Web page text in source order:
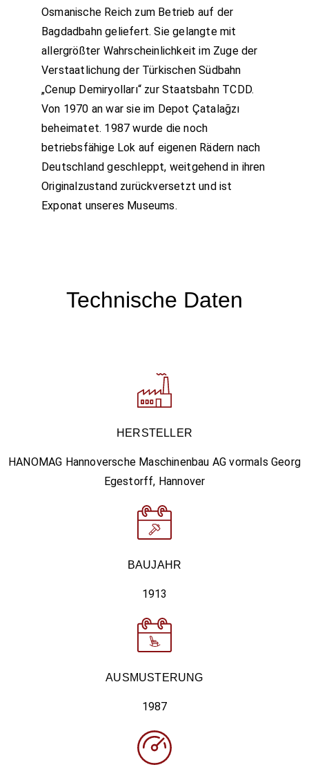
Osmanische Reich zum Betrieb auf der
Bagdadbahn geliefert. Sie gelangte mit
allergrößter Wahrscheinlichkeit im Zuge der
Verstaatlichung der Türkischen Südbahn
„Cenup Demiryolları“ zur Staatsbahn TCDD.
Von 1970 an war sie im Depot Çatalağzı
beheimatet. 1987 wurde die noch
betriebsfähige Lok auf eigenen Rädern nach
Deutschland geschleppt, weitgehend in ihren
Originalzustand zurückversetzt und ist
Exponat unseres Museums.
Technische Daten
HERSTELLER
HANOMAG Hannoversche Maschinenbau AG vormals Georg
Egestorff, Hannover
BAUJAHR
1913
AUSMUSTERUNG
1987